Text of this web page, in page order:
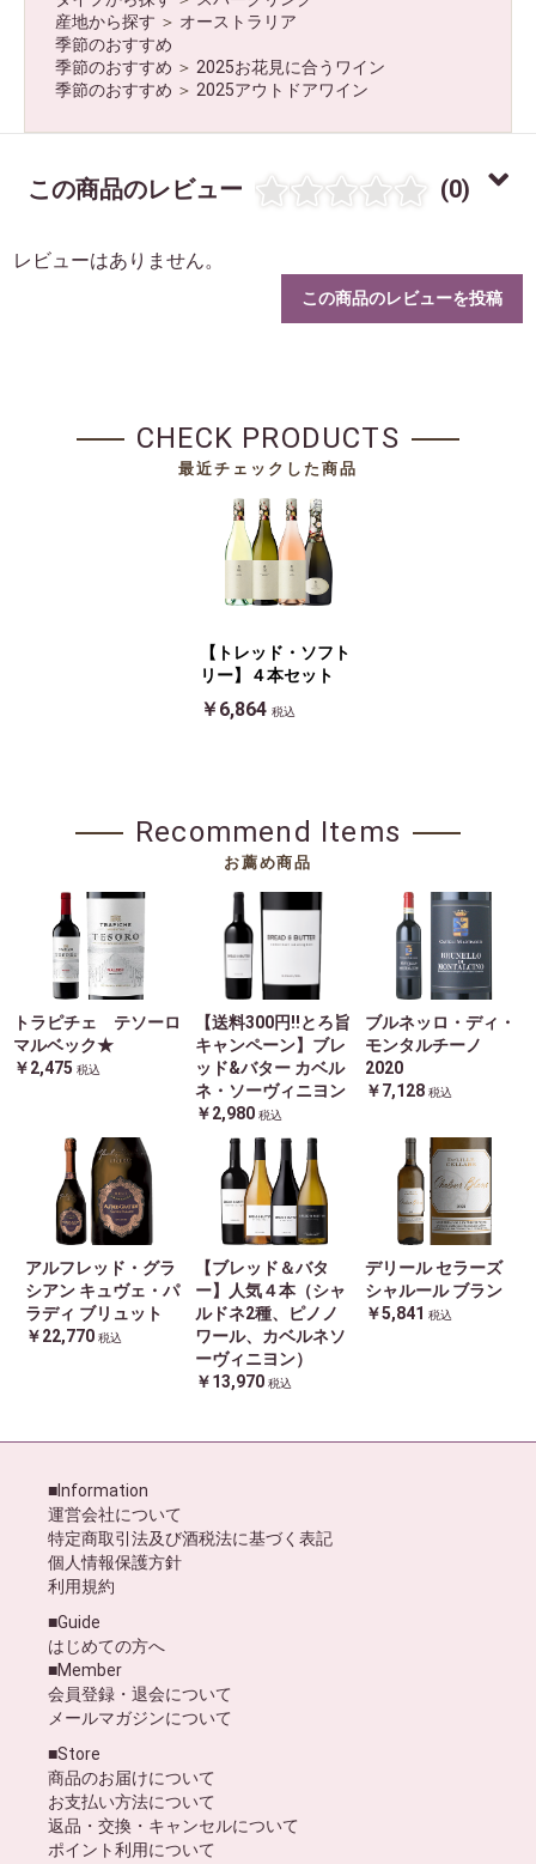
産地から探す ＞ オーストラリア
季節のおすすめ
季節のおすすめ ＞ 2025お花見に合うワイン
季節のおすすめ ＞ 2025アウトドアワイン
この商品のレビュー (0)
レビューはありません。
この商品のレビューを投稿
CHECK PRODUCTS
最近チェックした商品
【トレッド・ソフト
リー】４本セット
￥6,864 税込
Recommend Items
お薦め商品
トラピチェ テソーロ
マルベック★
￥2,475 税込
【送料300円!!とろ旨
キャンペーン】ブレ
ッド&バター カベル
ネ・ソーヴィニヨン
￥2,980 税込
ブルネッロ・ディ・
モンタルチーノ
2020
￥7,128 税込
アルフレッド・グラ
シアン キュヴェ・パ
ラディ ブリュット
￥22,770 税込
【ブレッド＆バタ
ー】人気４本（シャ
ルドネ2種、ピノノ
ワール、カベルネソ
ーヴィニヨン）
￥13,970 税込
デリール セラーズ
シャルール ブラン
￥5,841 税込
■Information
運営会社について
特定商取引法及び酒税法に基づく表記
個人情報保護方針
利用規約
■Guide
はじめての方へ
■Member
会員登録・退会について
メールマガジンについて
■Store
商品のお届けについて
お支払い方法について
返品・交換・キャンセルについて
ポイント利用について